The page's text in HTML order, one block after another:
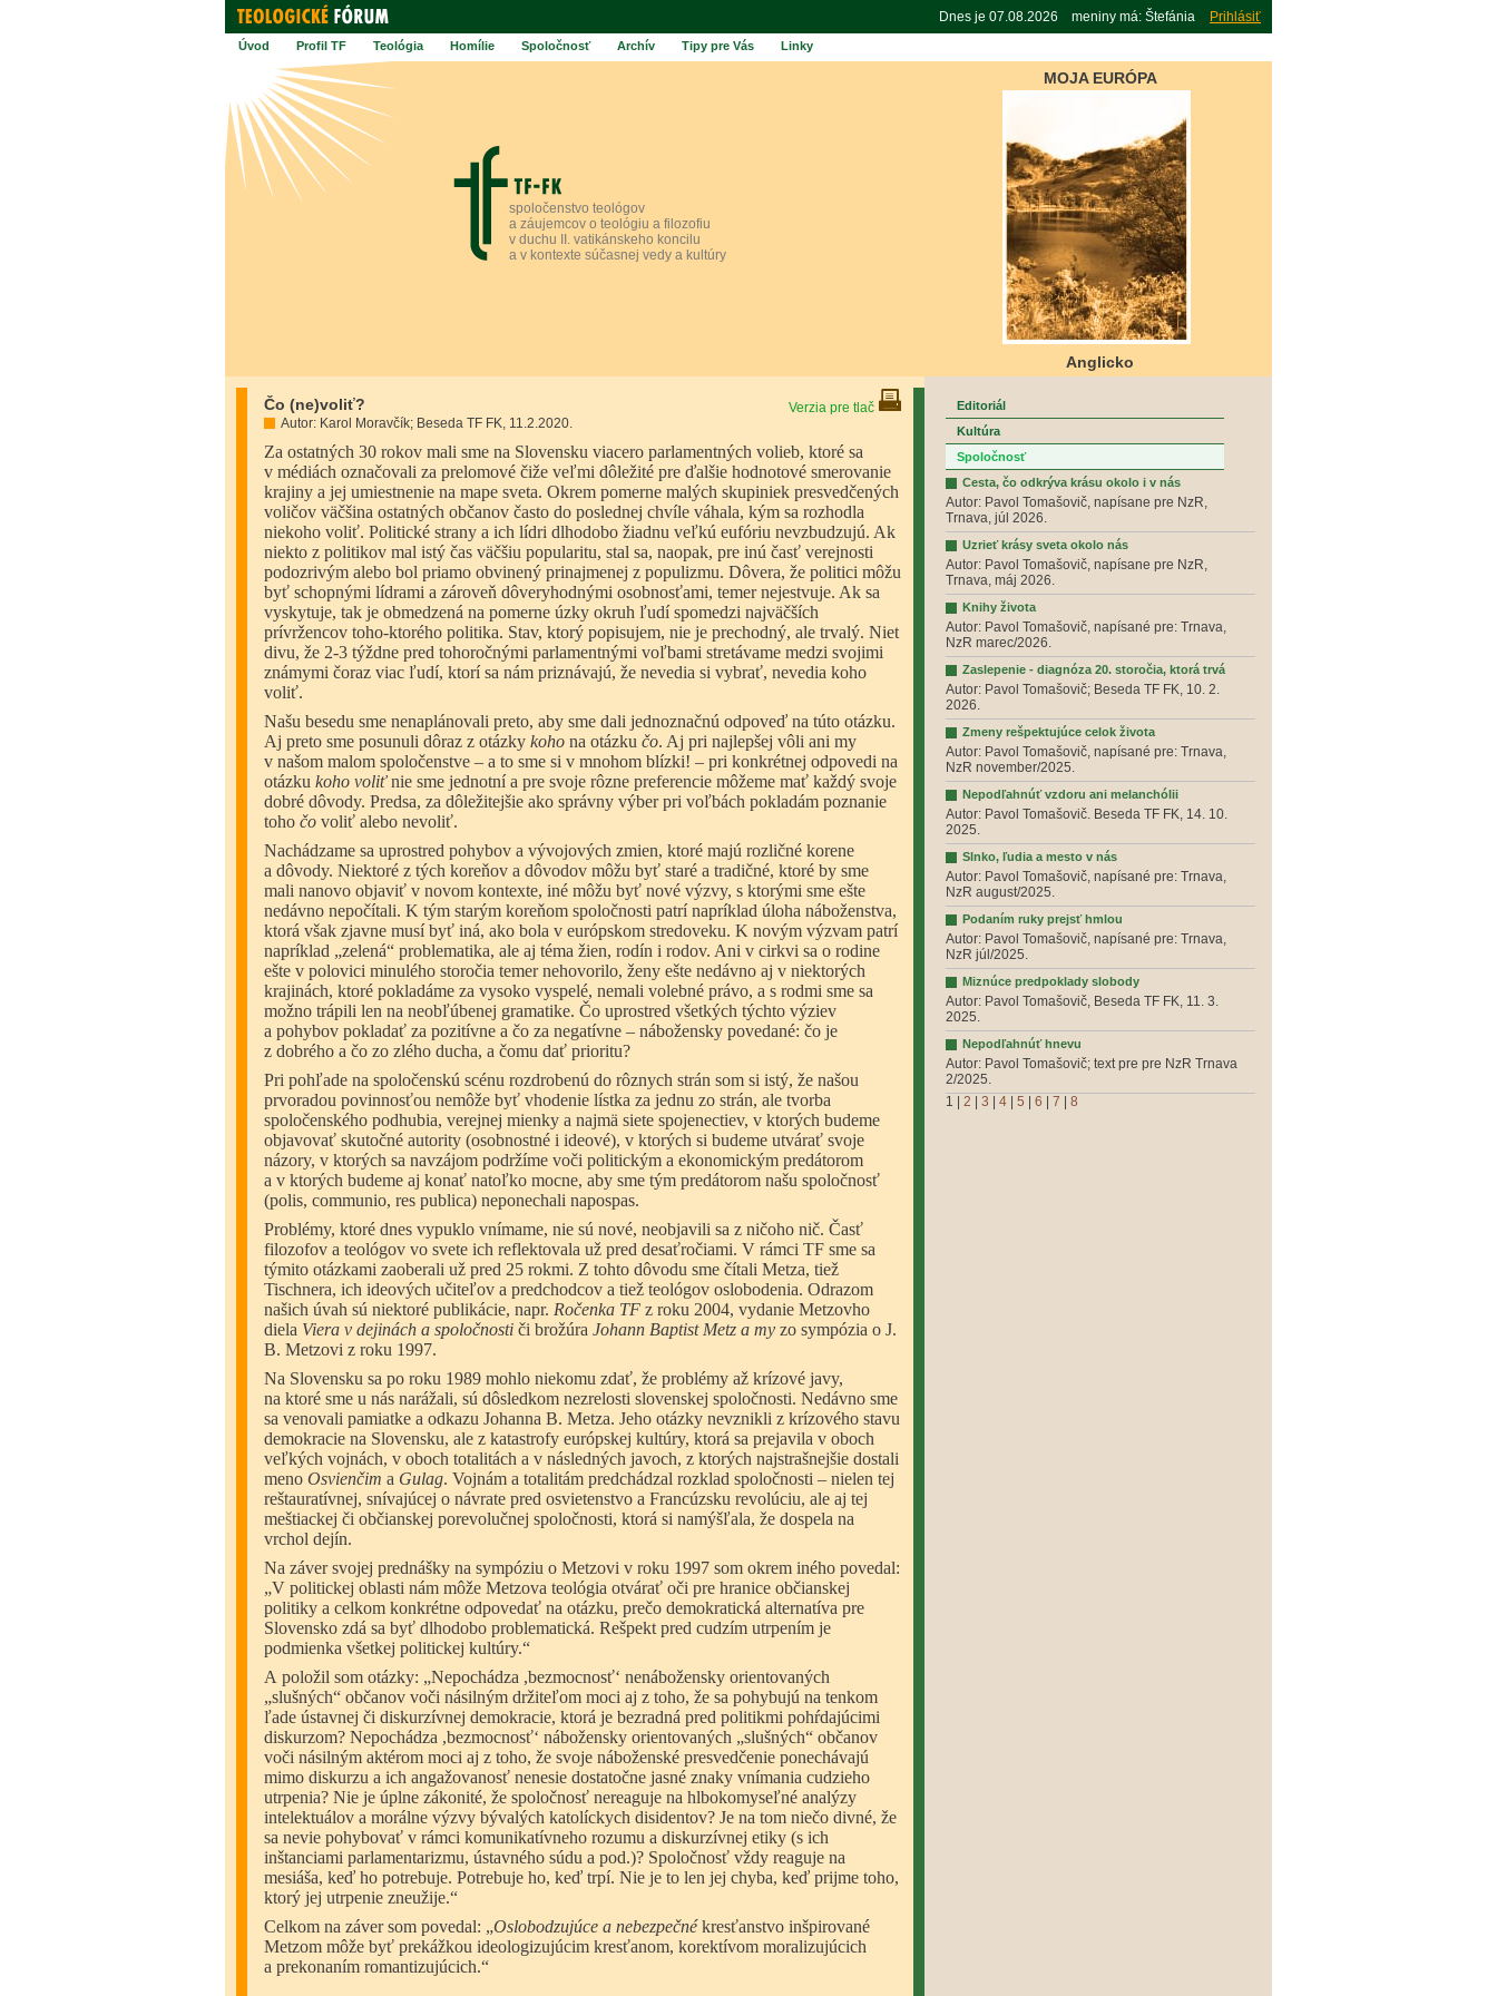
Dnes je 07.08.2026 meniny má: Štefánia Prihlásiť
Úvod Profil TF Teológia Homílie Spoločnosť Archív Tipy pre Vás Linky
spoločenstvo teológov
a záujemcov o teológiu a filozofiu
v duchu II. vatikánskeho koncilu
a v kontexte súčasnej vedy a kultúry
MOJA EURÓPA
Anglicko
Verzia pre tlač
Čo (ne)voliť?
Autor: Karol Moravčík; Beseda TF FK, 11.2.2020.
Za ostatných 30 rokov mali sme na Slovensku viacero parlamentných volieb, ktoré sa
v médiách označovali za prelomové čiže veľmi dôležité pre ďalšie hodnotové smerovanie
krajiny a jej umiestnenie na mape sveta. Okrem pomerne malých skupiniek presvedčených
voličov väčšina ostatných občanov často do poslednej chvíle váhala, kým sa rozhodla
niekoho voliť. Politické strany a ich lídri dlhodobo žiadnu veľkú eufóriu nevzbudzujú. Ak
niekto z politikov mal istý čas väčšiu popularitu, stal sa, naopak, pre inú časť verejnosti
podozrivým alebo bol priamo obvinený prinajmenej z populizmu. Dôvera, že politici môžu
byť schopnými lídrami a zároveň dôveryhodnými osobnosťami, temer nejestvuje. Ak sa
vyskytuje, tak je obmedzená na pomerne úzky okruh ľudí spomedzi najväčších
prívržencov toho-ktorého politika. Stav, ktorý popisujem, nie je prechodný, ale trvalý. Niet
divu, že 2-3 týždne pred tohoročnými parlamentnými voľbami stretávame medzi svojimi
známymi čoraz viac ľudí, ktorí sa nám priznávajú, že nevedia si vybrať, nevedia koho
voliť.
Našu besedu sme nenaplánovali preto, aby sme dali jednoznačnú odpoveď na túto otázku.
Aj preto sme posunuli dôraz z otázky koho na otázku čo. Aj pri najlepšej vôli ani my
v našom malom spoločenstve – a to sme si v mnohom blízki! – pri konkrétnej odpovedi na
otázku koho voliťnie sme jednotní a pre svoje rôzne preferencie môžeme mať každý svoje
dobré dôvody. Predsa, za dôležitejšie ako správny výber pri voľbách pokladám poznanie
toho čo voliť alebo nevoliť.
Nachádzame sa uprostred pohybov a vývojových zmien, ktoré majú rozličné korene
a dôvody. Niektoré z tých koreňov a dôvodov môžu byť staré a tradičné, ktoré by sme
mali nanovo objaviť v novom kontexte, iné môžu byť nové výzvy, s ktorými sme ešte
nedávno nepočítali. K tým starým koreňom spoločnosti patrí napríklad úloha náboženstva,
ktorá však zjavne musí byť iná, ako bola v európskom stredoveku. K novým výzvam patrí
napríklad „zelená“ problematika, ale aj téma žien, rodín i rodov. Ani v cirkvi sa o rodine
ešte v polovici minulého storočia temer nehovorilo, ženy ešte nedávno aj v niektorých
krajinách, ktoré pokladáme za vysoko vyspelé, nemali volebné právo, a s rodmi sme sa
možno trápili len na neobľúbenej gramatike. Čo uprostred všetkých týchto výziev
a pohybov pokladať za pozitívne a čo za negatívne – nábožensky povedané: čo je
z dobrého a čo zo zlého ducha, a čomu dať prioritu?
Pri pohľade na spoločenskú scénu rozdrobenú do rôznych strán som si istý, že našou
prvoradou povinnosťou nemôže byť vhodenie lístka za jednu zo strán, ale tvorba
spoločenského podhubia, verejnej mienky a najmä siete spojenectiev, v ktorých budeme
objavovať skutočné autority (osobnostné i ideové), v ktorých si budeme utvárať svoje
názory, v ktorých sa navzájom podržíme voči politickým a ekonomickým predátorom
a v ktorých budeme aj konať natoľko mocne, aby sme tým predátorom našu spoločnosť
(polis, communio, res publica) neponechali napospas.
Problémy, ktoré dnes vypuklo vnímame, nie sú nové, neobjavili sa z ničoho nič. Časť
filozofov a teológov vo svete ich reflektovala už pred desaťročiami. V rámci TF sme sa
týmito otázkami zaoberali už pred 25 rokmi. Z tohto dôvodu sme čítali Metza, tiež
Tischnera, ich ideových učiteľov a predchodcov a tiež teológov oslobodenia. Odrazom
našich úvah sú niektoré publikácie, napr. Ročenka TF z roku 2004, vydanie Metzovho
diela Viera v dejinách a spoločnosti či brožúra Johann Baptist Metz a my zo sympózia o J.
B. Metzovi z roku 1997.
Na Slovensku sa po roku 1989 mohlo niekomu zdať, že problémy až krízové javy,
na ktoré sme u nás narážali, sú dôsledkom nezrelosti slovenskej spoločnosti. Nedávno sme
sa venovali pamiatke a odkazu Johanna B. Metza. Jeho otázky nevznikli z krízového stavu
demokracie na Slovensku, ale z katastrofy európskej kultúry, ktorá sa prejavila v oboch
veľkých vojnách, v oboch totalitách a v následných javoch, z ktorých najstrašnejšie dostali
meno Osvienčim a Gulag. Vojnám a totalitám predchádzal rozklad spoločnosti – nielen tej
reštauratívnej, snívajúcej o návrate pred osvietenstvo a Francúzsku revolúciu, ale aj tej
meštiackej či občianskej porevolučnej spoločnosti, ktorá si namýšľala, že dospela na
vrchol dejín.
Na záver svojej prednášky na sympóziu o Metzovi v roku 1997 som okrem iného povedal:
„V politickej oblasti nám môže Metzova teológia otvárať oči pre hranice občianskej
politiky a celkom konkrétne odpovedať na otázku, prečo demokratická alternatíva pre
Slovensko zdá sa byť dlhodobo problematická. Rešpekt pred cudzím utrpením je
podmienka všetkej politickej kultúry.“
A položil som otázky: „Nepochádza ,bezmocnosť‘ nenábožensky orientovaných
„slušných“ občanov voči násilným držiteľom moci aj z toho, že sa pohybujú na tenkom
ľade ústavnej či diskurzívnej demokracie, ktorá je bezradná pred politikmi pohŕdajúcimi
diskurzom? Nepochádza ,bezmocnosť‘ nábožensky orientovaných „slušných“ občanov
voči násilným aktérom moci aj z toho, že svoje náboženské presvedčenie ponechávajú
mimo diskurzu a ich angažovanosť nenesie dostatočne jasné znaky vnímania cudzieho
utrpenia? Nie je úplne zákonité, že spoločnosť nereaguje na hlbokomyseľné analýzy
intelektuálov a morálne výzvy bývalých katolíckych disidentov? Je na tom niečo divné, že
sa nevie pohybovať v rámci komunikatívneho rozumu a diskurzívnej etiky (s ich
inštanciami parlamentarizmu, ústavného súdu a pod.)? Spoločnosť vždy reaguje na
mesiáša, keď ho potrebuje. Potrebuje ho, keď trpí. Nie je to len jej chyba, keď prijme toho,
ktorý jej utrpenie zneužije.“
Celkom na záver som povedal: „Oslobodzujúce a nebezpečnékresťanstvo inšpirované
Metzom môže byť prekážkou ideologizujúcim kresťanom, korektívom moralizujúcich
a prekonaním romantizujúcich.“
Editoriál
Kultúra
Spoločnosť
Cesta, čo odkrýva krásu okolo i v nás
Autor: Pavol Tomašovič, napísane pre NzR,
Trnava, júl 2026.
Uzrieť krásy sveta okolo nás
Autor: Pavol Tomašovič, napísane pre NzR,
Trnava, máj 2026.
Knihy života
Autor: Pavol Tomašovič, napísané pre: Trnava,
NzR marec/2026.
Zaslepenie - diagnóza 20. storočia, ktorá trvá
Autor: Pavol Tomašovič; Beseda TF FK, 10. 2.
2026.
Zmeny rešpektujúce celok života
Autor: Pavol Tomašovič, napísané pre: Trnava,
NzR november/2025.
Nepodľahnúť vzdoru ani melanchólii
Autor: Pavol Tomašovič. Beseda TF FK, 14. 10.
2025.
Slnko, ľudia a mesto v nás
Autor: Pavol Tomašovič, napísané pre: Trnava,
NzR august/2025.
Podaním ruky prejsť hmlou
Autor: Pavol Tomašovič, napísané pre: Trnava,
NzR júl/2025.
Miznúce predpoklady slobody
Autor: Pavol Tomašovič, Beseda TF FK, 11. 3.
2025.
Nepodľahnúť hnevu
Autor: Pavol Tomašovič; text pre pre NzR Trnava
2/2025.
1
2 3 4 5 6 7 8